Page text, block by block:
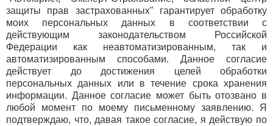
защиты прав застрахованных" гарантирует обработку
моих персональных данных в соответствии с
действующим законодательством Российской
Федерации как неавтоматизированным, так и
автоматизированным способами. Данное согласие
действует до достижения целей обработки
персональных данных или в течение срока хранения
информации. Данное согласие может быть отозвано в
любой момент по моему письменному заявлению. Я
подтверждаю, что, давая такое согласие, я действую по